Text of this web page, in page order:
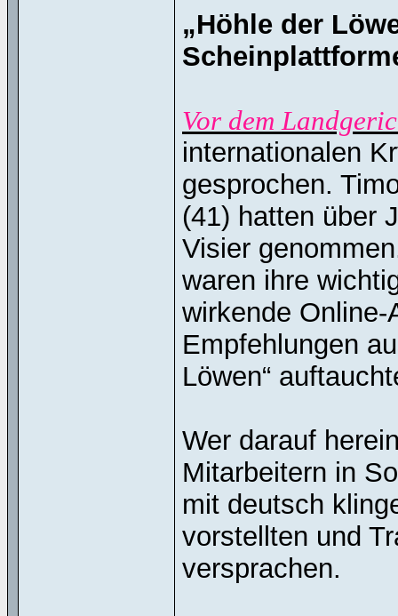
„Höhle der
Vor dem
internationalen
gesprochen.
(41) hatten über
Visier
waren ihre
wirkende
Empfehlungen
Löwen“
Wer darauf
Mitarbeitern in
mit deutsch
vorstellten und
versprachen.